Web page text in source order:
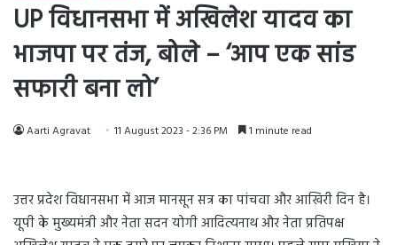
UP विधानसभा में अखिलेश यादव का
भाजपा पर तंज, बोले – ‘आप एक सांड
सफारी बना लो’
Aarti Agravat 11 August 2023 - 2:36 PM 1 minute read
उत्तर प्रदेश विधानसभा में आज मानसून सत्र का पांचवा और आखिरी दिन है।
यूपी के मुख्यमंत्री और नेता सदन योगी आदित्यनाथ और नेता प्रतिपक्ष